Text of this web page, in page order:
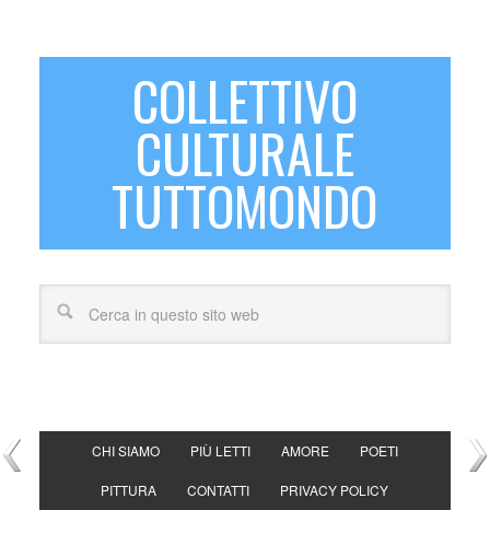
COLLETTIVO
CULTURALE
TUTTOMONDO
CHI SIAMO PIÙ LETTI AMORE POETI
PITTURA CONTATTI PRIVACY POLICY